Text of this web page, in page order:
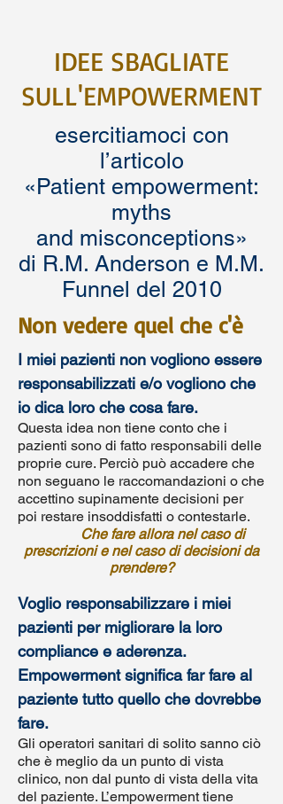
esercitiamoci con
l’articolo
«Patient empowerment:
myths
and misconceptions»
di R.M. Anderson e M.M.
Funnel del 2010
Non vedere quel che c'è
I miei pazienti non vogliono essere
responsabilizzati e/o vogliono che
io dica loro che cosa fare.
Questa idea non tiene conto che i
pazienti sono di fatto responsabili delle
proprie cure. ­Perciò può accadere che
non seguano le raccomandazioni o che
accettino supinamente decisioni per
poi restare insoddisfatti o contestarle.
Che fare allora nel caso di
prescrizioni e nel caso di decisioni da
prendere?
Voglio responsabilizzare i miei
pazienti per migliorare la loro
compliance e aderenza.
Empowerment significa far fare al
paziente tutto quello che ­dovrebbe
fare.
Gli operatori sanitari di solito sanno ciò
che è meglio da un punto di vista
clinico, non dal punto di vista della vita
del paziente. L’empowerment tiene
IDEE SBAGLIATE
SULL'EMPOWERMENT